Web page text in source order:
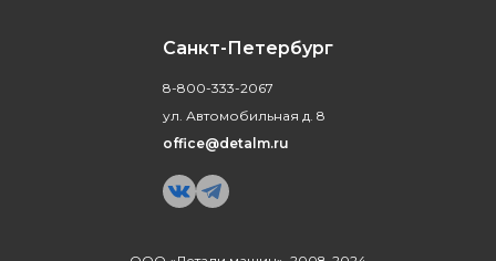
Санкт-Петербург
8-800-333-2067
ул. Автомобильная д. 8
office@detalm.ru